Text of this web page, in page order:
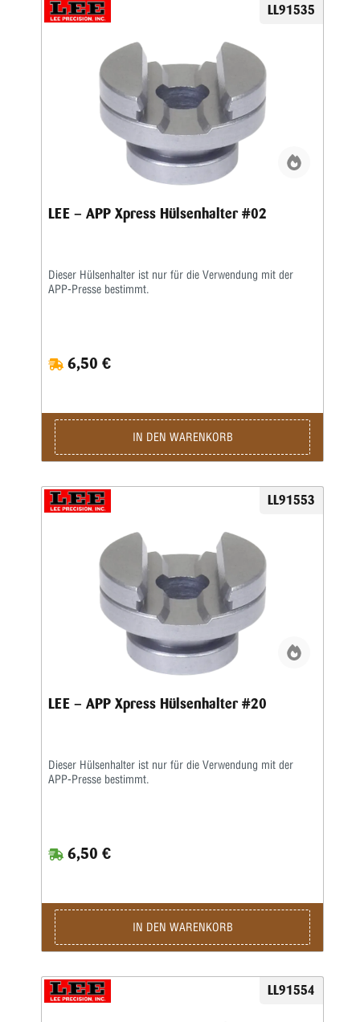
LL91535
LEE – APP Xpress Hülsenhalter #02
Dieser Hülsenhalter ist nur für die Verwendung mit der
APP-Presse bestimmt.
6,50 €
IN DEN WARENKORB
LL91553
LEE – APP Xpress Hülsenhalter #20
Dieser Hülsenhalter ist nur für die Verwendung mit der
APP-Presse bestimmt.
6,50 €
IN DEN WARENKORB
LL91554